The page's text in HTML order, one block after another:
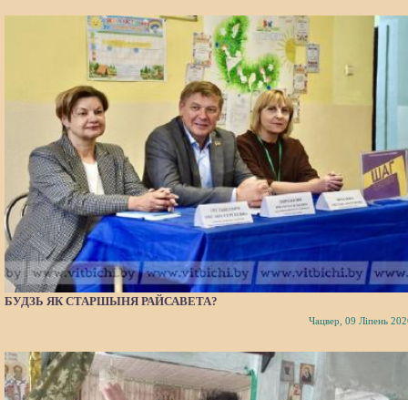
БУДЗЬ ЯК СТАРШЫНЯ РАЙСАВЕТА?
Чацвер, 09 Ліпень